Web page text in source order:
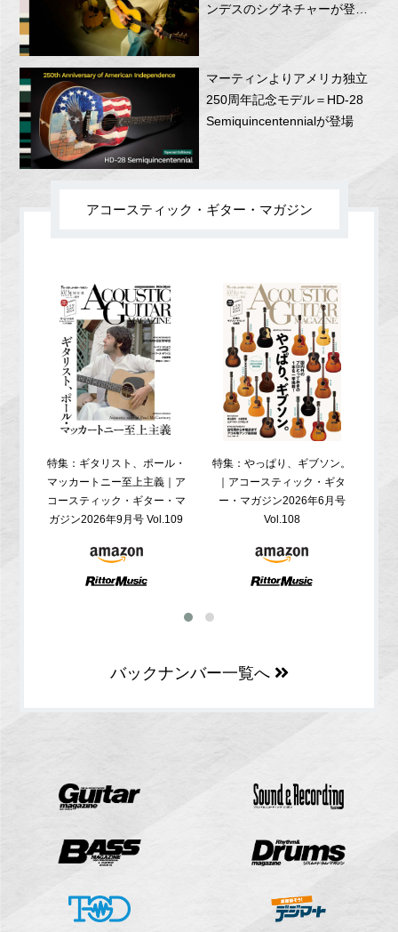
ンデスのシグネチャーが登
マーティンよりアメリカ独立
250周年記念モデル＝HD-28
Semiquincentennialが登場
アコースティック・ギター・マガジン
特集：ギタリスト、ポール・
マッカートニー至上主義｜ア
コースティック・ギター・マ
ガジン2026年9月号 Vol.109
特集：やっぱり、ギブソン。
｜アコースティック・ギタ
ー・マガジン2026年6月号
Vol.108
バックナンバー一覧へ